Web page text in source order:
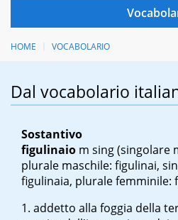
HOME VOCABOLARIO
Dal vocabolario
Sostantivo
figulinaio m sing(singolare
plurale maschile: figulinai,
figulinaia, plurale femminile:
addetto alla foggia della